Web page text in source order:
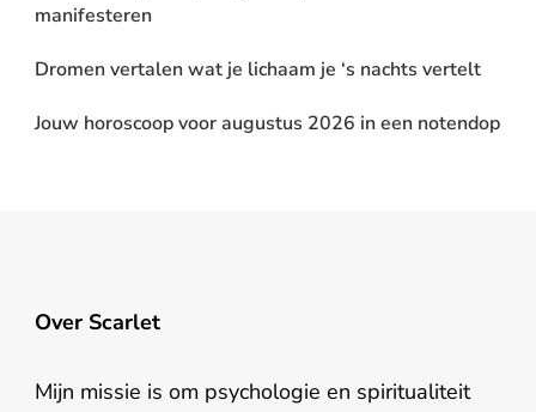
manifesteren
Dromen vertalen wat je lichaam je ‘s nachts vertelt
Jouw horoscoop voor augustus 2026 in een notendop
Over Scarlet
Mijn missie is om psychologie en spiritualiteit